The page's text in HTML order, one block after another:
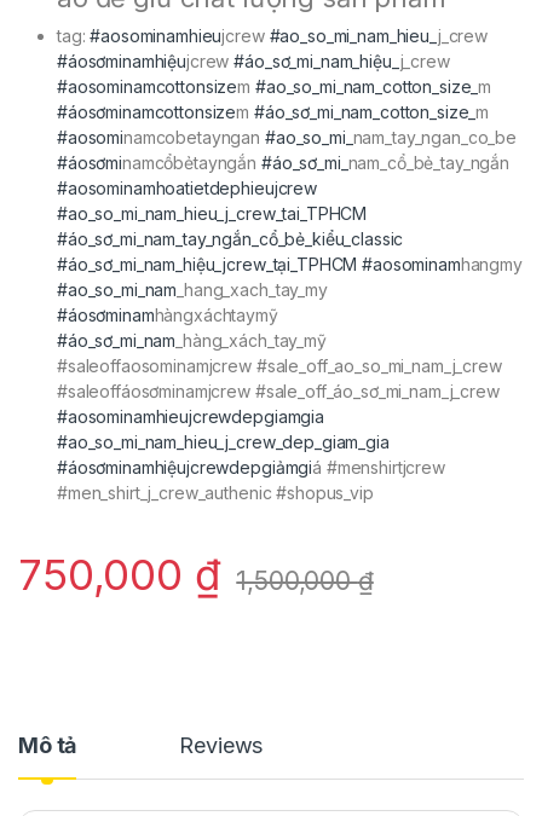
tag:#aosominamhieujcrew #ao_so_mi_nam_hieu_ j_crew
#áosơminamhiệujcrew#áo_sơ_mi_nam_hiệu_ j_crew
#aosominamcottonsizem #ao_so_mi_nam_cotton_size_m
#áosơminamcottonsizem #áo_sơ_mi_nam_cotton_size_m
#aosominamcobetayngan #ao_so_mi_ nam_tay_ngan_co_be
#áosơminamcổbẻtayngắn #áo_sơ_mi_ nam_cổ_bẻ_tay_ngắn
#aosominamhoatietdephieujcrew
#ao_so_mi_nam_hieu_j_crew_tai_TPHCM
#áo_sơ_mi_nam_tay_ngắn_cổ_bẻ_kiểu_classic
#áo_sơ_mi_nam_hiệu_jcrew_tại_TPHCM #aosominamhangmy
#ao_so_mi_nam _hang_xach_tay_my
#áosơminamhàngxáchtaymỹ
#áo_sơ_mi_nam _hàng_xách_tay_mỹ
#saleoffaosominamjcrew #sale_off_ao_so_mi_nam_j_crew
#saleoffáosơminamjcrew #sale_off_áo_sơ_mi_nam_j_crew
#aosominamhieujcrewdepgiamgia
#ao_so_mi_nam_hieu_j_crew_dep_giam_gia
#áosơminamhiệujcrewdepgiảmgiá #menshirtjcrew
#men_shirt_j_crew_authenic #shopus_vip
750,000 ₫ 1,500,000₫
Mô tả Reviews